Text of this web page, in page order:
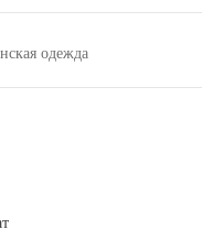
одежда